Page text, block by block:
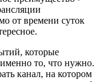
от времени суток
которые
то, что нужно.
канал, на котором